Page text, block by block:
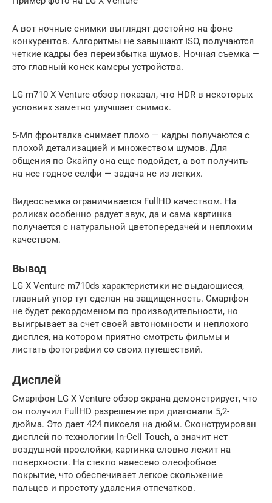
А вот ночные снимки выглядят достойно на фоне
конкурентов. Алгоритмы не завышают ISO, получаются
четкие кадры без переизбытка шумов. Ночная съемка —
это главный конек камеры устройства.
LG m710 X Venture обзор показал, что HDR в некоторых
условиях заметно улучшает снимок.
5-Мп фронталка снимает плохо — кадры получаются с
плохой детализацией и множеством шумов. Для
общения по Скайпу она еще подойдет, а вот получить
на нее годное селфи — задача не из легких.
Видеосъемка ограничивается FullHD качеством. На
роликах особенно радует звук, да и сама картинка
получается с натуральной цветопередачей и неплохим
качеством.
Вывод
LG X Venture m710ds характеристики не выдающиеся,
главный упор тут сделан на защищенность. Смартфон
не будет рекордсменом по производительности, но
выигрывает за счет своей автономности и неплохого
дисплея, на котором приятно смотреть фильмы и
листать фотографии со своих путешествий.
Дисплей
Смартфон LG X Venture обзор экрана демонстрирует, что
он получил FullHD разрешение при диагонали 5,2-
дюйма. Это дает 424 пикселя на дюйм. Сконструирован
дисплей по технологии In-Cell Touch, а значит нет
воздушной прослойки, картинка словно лежит на
поверхности. На стекло нанесено олеофобное
покрытие, что обеспечивает легкое скольжение
пальцев и простоту удаления отпечатков.